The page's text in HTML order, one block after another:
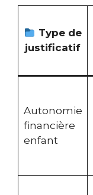
Type de
justificatif
Autonomie
financière
enfant